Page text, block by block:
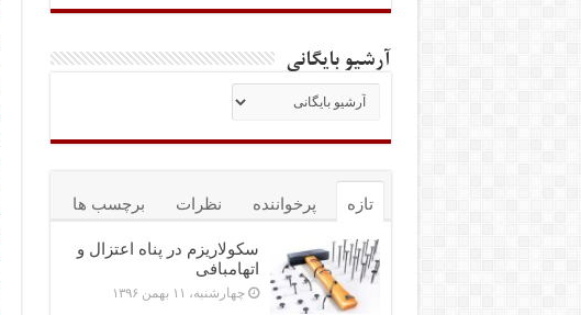
آرشیو بایگانی
تازه پرخواننده نظرات برچسب ها
سکولاریزم در پناه اعتزال و
اتهام‎بافی
چهارشنبه، ۱۱ بهمن ۱۳۹۶